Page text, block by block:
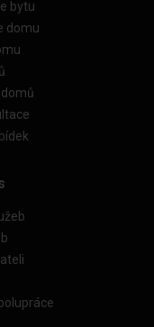
bytu
domu